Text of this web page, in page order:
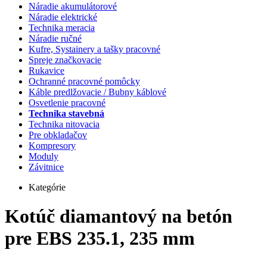
Náradie akumulátorové
Náradie elektrické
Technika meracia
Náradie ručné
Kufre, Systainery a tašky pracovné
Spreje značkovacie
Rukavice
Ochranné pracovné pomôcky
Káble predlžovacie / Bubny káblové
Osvetlenie pracovné
Technika stavebná
Technika nitovacia
Pre obkladačov
Kompresory
Moduly
Závitnice
Kategórie
Kotúč diamantový na betón
pre EBS 235.1, 235 mm